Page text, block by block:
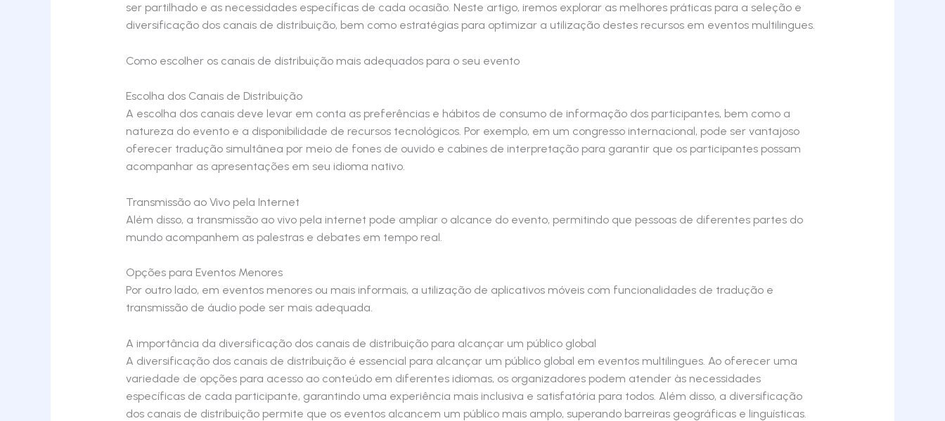
ser partilhado e as necessidades específicas de cada ocasião. Neste artigo, iremos explorar as melhores práticas para a seleção e
diversificação dos canais de distribuição, bem como estratégias para optimizar a utilização destes recursos em eventos multilingues.
Como escolher os canais de distribuição mais adequados para o seu evento
Escolha dos Canais de Distribuição
A escolha dos canais deve levar em conta as preferências e hábitos de consumo de informação dos participantes, bem como a
natureza do evento e a disponibilidade de recursos tecnológicos. Por exemplo, em um congresso internacional, pode ser vantajoso
oferecer tradução simultânea por meio de fones de ouvido e cabines de interpretação para garantir que os participantes possam
acompanhar as apresentações em seu idioma nativo.
Transmissão ao Vivo pela Internet
Além disso, a transmissão ao vivo pela internet pode ampliar o alcance do evento, permitindo que pessoas de diferentes partes do
mundo acompanhem as palestras e debates em tempo real.
Opções para Eventos Menores
Por outro lado, em eventos menores ou mais informais, a utilização de aplicativos móveis com funcionalidades de tradução e
transmissão de áudio pode ser mais adequada.
A importância da diversificação dos canais de distribuição para alcançar um público global
A diversificação dos canais de distribuição é essencial para alcançar um público global em eventos multilingues. Ao oferecer uma
variedade de opções para acesso ao conteúdo em diferentes idiomas, os organizadores podem atender às necessidades
específicas de cada participante, garantindo uma experiência mais inclusiva e satisfatória para todos. Além disso, a diversificação
dos canais de distribuição permite que os eventos alcancem um público mais amplo, superando barreiras geográficas e linguísticas.